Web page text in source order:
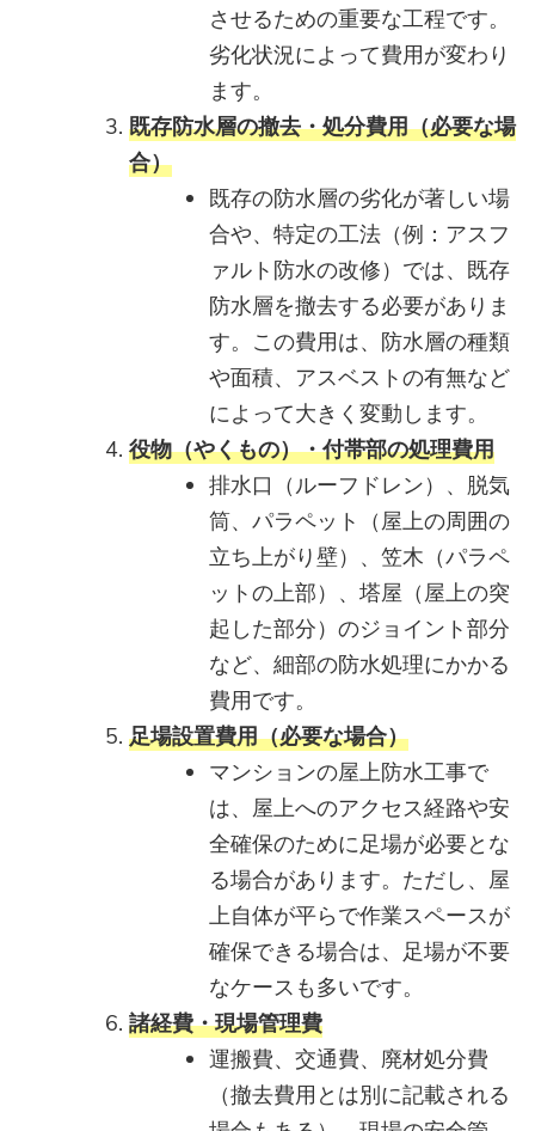
させるための重要な工程です。
劣化状況によって費用が変わり
ます。
既存防水層の撤去・処分費用（必要な場
合）
既存の防水層の劣化が著しい場
合や、特定の工法（例：アスフ
ァルト防水の改修）では、既存
防水層を撤去する必要がありま
す。この費用は、防水層の種類
や面積、アスベストの有無など
によって大きく変動します。
役物（やくもの）・付帯部の処理費用
排水口（ルーフドレン）、脱気
筒、パラペット（屋上の周囲の
立ち上がり壁）、笠木（パラペ
ットの上部）、塔屋（屋上の突
起した部分）のジョイント部分
など、細部の防水処理にかかる
費用です。
足場設置費用（必要な場合）
マンションの屋上防水工事で
は、屋上へのアクセス経路や安
全確保のために足場が必要とな
る場合があります。ただし、屋
上自体が平らで作業スペースが
確保できる場合は、足場が不要
なケースも多いです。
諸経費・現場管理費
運搬費、交通費、廃材処分費
（撤去費用とは別に記載される